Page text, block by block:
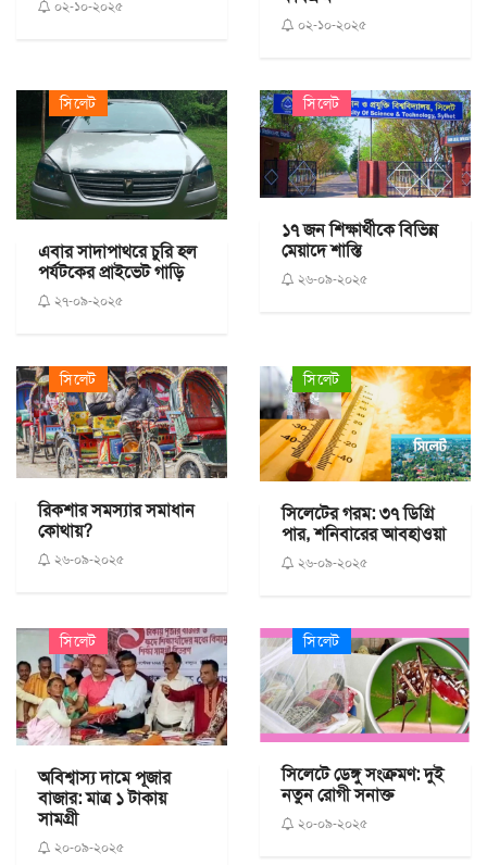
০২-১০-২০২৫
০২-১০-২০২৫
সিলেট
এবার সাদাপাথরে চুরি হল
পর্যটকের প্রাইভেট গাড়ি
২৭-০৯-২০২৫
সিলেট
১৭ জন শিক্ষার্থীকে বিভিন্ন
মেয়াদে শাস্তি
২৬-০৯-২০২৫
সিলেট
রিকশার সমস্যার সমাধান
কোথায়?
২৬-০৯-২০২৫
সিলেট
সিলেটের গরম: ৩৭ ডিগ্রি
পার, শনিবারের আবহাওয়া
২৬-০৯-২০২৫
সিলেট
অবিশ্বাস্য দামে পূজার
বাজার: মাত্র ১ টাকায়
সামগ্রী
২০-০৯-২০২৫
সিলেট
সিলেটে ডেঙ্গু সংক্রমণ: দুই
নতুন রোগী সনাক্ত
২০-০৯-২০২৫